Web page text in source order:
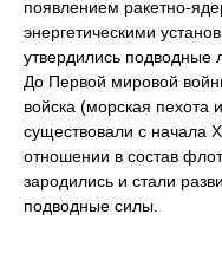
появлением ракетно-
энергетическими
утвердились подводные
До Первой мировой
войска (морская пехота
существовали с начала
отношении в состав
зародились и стали
подводные силы.